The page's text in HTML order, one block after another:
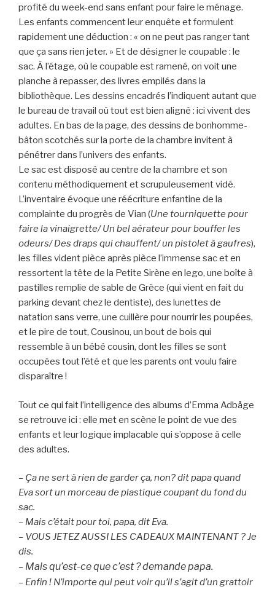
profité du week-end sans enfant pour faire le ménage.
Les enfants commencent leur enquête et formulent
rapidement une déduction : « on ne peut pas ranger tant
que ça sans rien jeter. » Et de désigner le coupable : le
sac. À l’étage, où le coupable est ramené, on voit une
planche à repasser, des livres empilés dans la
bibliothèque. Les dessins encadrés l’indiquent autant que
le bureau de travail où tout est bien aligné : ici vivent des
adultes. En bas de la page, des dessins de bonhomme-
bâton scotchés sur la porte de la chambre invitent à
pénétrer dans l’univers des enfants.
Le sac est disposé au centre de la chambre et son
contenu méthodiquement et scrupuleusement vidé.
L’inventaire évoque une réécriture enfantine de la
complainte du progrès de Vian (Une tourniquette pour
faire la vinaigrette/ Un bel aérateur pour bouffer les
odeurs/ Des draps qui chauffent/ un pistolet à gaufres),
les filles vident pièce après pièce l’immense sac et en
ressortent la tête de la Petite Sirène en lego, une boîte à
pastilles remplie de sable de Grèce (qui vient en fait du
parking devant chez le dentiste), des lunettes de
natation sans verre, une cuillère pour nourrir les poupées,
et le pire de tout, Cousinou, un bout de bois qui
ressemble à un bébé cousin, dont les filles se sont
occupées tout l’été et que les parents ont voulu faire
disparaître !
Tout ce qui fait l’intelligence des albums d’Emma Adbåge
se retrouve ici : elle met en scène le point de vue des
enfants et leur logique implacable qui s’oppose à celle
des adultes.
– Ça ne sert à rien de garder ça, non? dit papa quand
Eva sort un morceau de plastique coupant du fond du
sac.
– Mais c’était pour toi, papa, dit Eva.
– VOUS JETEZ AUSSI LES CADEAUX MAINTENANT ? Je
dis.
– Mais qu’est-ce que c’est ? demande papa.
– Enfin ! N’importe qui peut voir qu’il s’agit d’un grattoir